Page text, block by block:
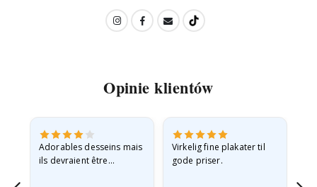
Opinie klientów
Adorables desseins mais
ils devraient être
Virkelig fine plakater til
gode priser.